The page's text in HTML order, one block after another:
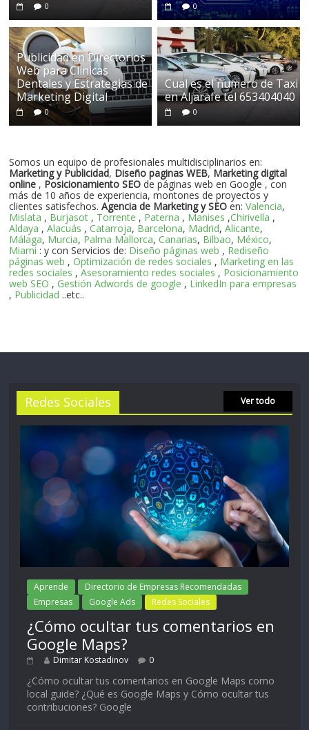
0 0
Publicidad en Directorios
Web para Clinicas
Dentales y Estrategias de
Marketing Digital
0
Cual es el numero de Taxi
en Aljarafe tel 653404040
0
Somos un equipo de profesionales multidisciplinarios en:
Marketing y Publicidad, Diseño paginas WEB, Marketing digital
online , Posicionamiento SEO de páginas web en Google , con
más de 10 años de experiencia, montones de proyectos y
clientes satisfechos.Agencia de Marketing y SEO en:Valencia,
Mislata , Burjasot , Torrente , Paterna , Manises ,Chirivella ,
Aldaya ,Alacuás ,Catarroja, Barcelona, Madrid,Alicante,
Málaga, Murcia, Palma Mallorca,Canarias, Bilbao, México,
Miami : y con Servicios de: Diseño páginas web , Rediseño
páginas web ,Optimización de redes sociales , Marketing en las
redes sociales ,Asesoramiento redes sociales , Posicionamiento
web SEO , Gestión Adwords de google , LinkedIn para empresas
, Publicidad ..etc..
Redes Sociales Ver todo
Aprende
Directorio de Empresas Recomendadas
Empresas
Google Ads Redes Sociales
¿Cómo ocultar tus comentarios en
Google Maps?
Dimitar Kostadinov 0
¿Cómo ocultar tus comentarios en Google Maps como
local guide? ¿Qué es Google Maps y Cómo ocultar tus
contribuciones? Google